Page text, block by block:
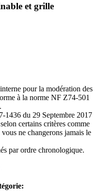
et grille
pour la modération des
à la norme NF Z74-501
1436 du 29 Septembre 2017
certains critères comme
ne changerons jamais le
par ordre chronologique.